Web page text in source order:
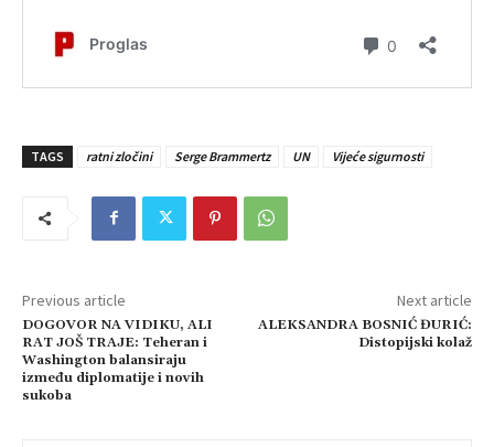
TAGS ratni zločini Serge Brammertz UN Vijeće sigurnosti
Previous article
DOGOVOR NA VIDIKU, ALI
RAT JOŠ TRAJE: Teheran i
Washington balansiraju
između diplomatije i novih
sukoba
Next article
ALEKSANDRA BOSNIĆ ĐURIĆ:
Distopijski kolaž